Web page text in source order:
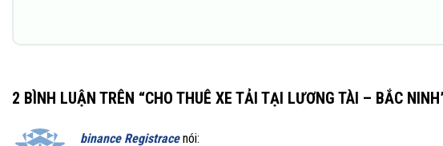
2 BÌNH LUẬN TRÊN “CHO THUÊ XE TẢI TẠI LƯƠNG TÀI – BẮC NINH
binance Registrace nói: